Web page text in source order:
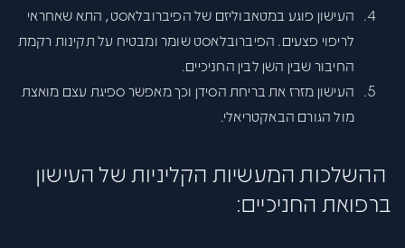
העישון פוגע במטאבוליזם של הפיברובלאסט, התא שאחראי
לריפוי פצעים. הפיברובלאסט שומר ומבטיח על תקינות רקמת
החיבור שבין השן לבין החניכיים.
העישון מזרז את בריחת הסידן וכך מאפשר ספיגת עצם מואצת
מול הגורם הבאקטריאלי.
ההשלכות המעשיות הקליניות של העישון
ברפואת החניכיים: